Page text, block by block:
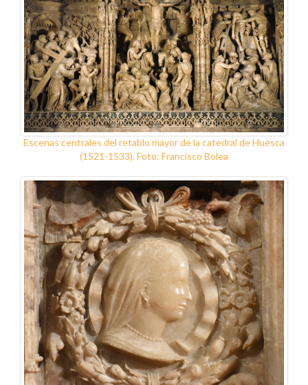
Escenas centrales del retablo mayor de la catedral de Huesca
(1521-1533). Foto: Francisco Bolea